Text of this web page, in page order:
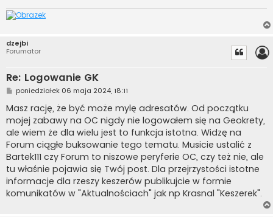
dzejbi
Forumator
Re: Logowanie GK
P
o
s
t
poniedziałek 06 maja 2024, 18:11
Masz rację, że być może mylę adresatów. Od początku
mojej zabawy na OC nigdy nie logowałem się na Geokrety,
ale wiem że dla wielu jest to funkcja istotna. Widzę na
Forum ciągłe buksowanie tego tematu. Musicie ustalić z
Bartek111 czy Forum to niszowe peryferie OC, czy też nie, ale
tu właśnie pojawia się Twój post. Dla przejrzystości istotne
informacje dla rzeszy keszerów publikujcie w formie
komunikatów w "Aktualnościach" jak np Krasnal "Keszerek".